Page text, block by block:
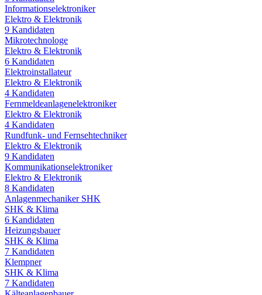
Informationselektroniker
Elektro & Elektronik
9 Kandidaten
Mikrotechnologe
Elektro & Elektronik
6 Kandidaten
Elektroinstallateur
Elektro & Elektronik
4 Kandidaten
Fernmeldeanlagenelektroniker
Elektro & Elektronik
4 Kandidaten
Rundfunk- und Fernsehtechniker
Elektro & Elektronik
9 Kandidaten
Kommunikationselektroniker
Elektro & Elektronik
8 Kandidaten
Anlagenmechaniker SHK
SHK & Klima
6 Kandidaten
Heizungsbauer
SHK & Klima
7 Kandidaten
Klempner
SHK & Klima
7 Kandidaten